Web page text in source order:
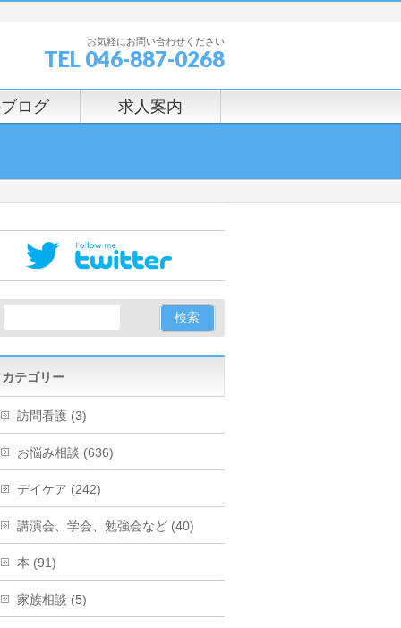
お気軽にお問い合わせください
TEL 046-887-0268
ログ 求人案内
カテゴリー
訪問看護 (3)
お悩み相談 (636)
デイケア (242)
講演会、学会、勉強会など (40)
本 (91)
家族相談 (5)